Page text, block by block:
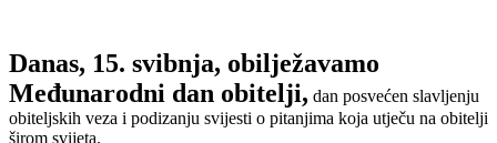
Danas, 15. svibnja, obilježavamo
Međunarodni dan obitelji, dan posvećen slavljenju
obiteljskih veza i podizanju svijesti o pitanjima koja utječu na obitelji
širom svijeta.